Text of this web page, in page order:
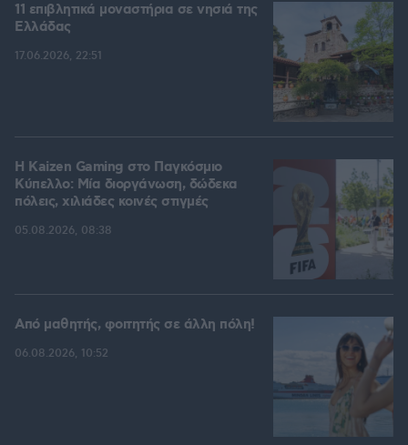
11 επιβλητικά μοναστήρια σε νησιά της
Ελλάδας
17.06.2026, 22:51
H Kaizen Gaming στο Παγκόσμιο
Kύπελλο: Μία διοργάνωση, δώδεκα
πόλεις, χιλιάδες κοινές στιγμές
05.08.2026, 08:38
Από μαθητής, φοιτητής σε άλλη πόλη!
06.08.2026, 10:52